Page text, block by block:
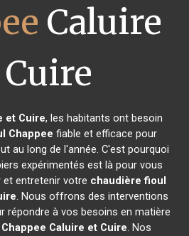
Caluire
et Cuire, les habitants ont besoin
Chappee fiable et efficace pour
au long de l'année. C'est pourquoi
expérimentés est là pour vous
et entretenir votre chaudière fioul
. Nous offrons des interventions
répondre à vos besoins en matière
Caluire et Cuire. Nos